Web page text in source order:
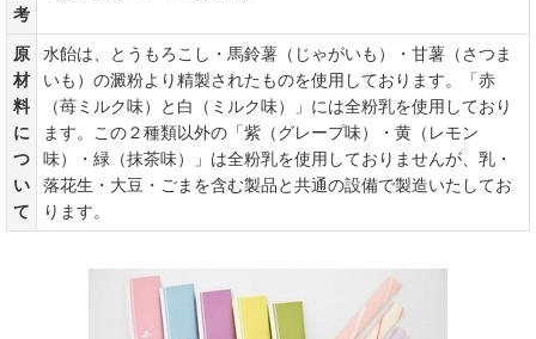
考
原
材
料
に
つ
い
て
水飴は、とうもろこし・馬鈴薯（じゃがいも）・甘薯（さつま
いも）の澱粉より精製されたものを使用しております。「赤
（苺ミルク味）と白（ミルク味）」には全粉乳を使用しており
ます。この２種類以外の「紫（グレープ味）・黄（レモン
味）・緑（抹茶味）」は全粉乳を使用しておりませんが、乳・
落花生・大豆・ごまを含む製品と共通の設備で製造いたしてお
ります。